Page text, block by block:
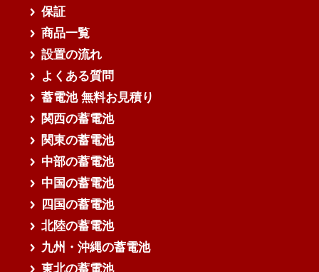
保証
商品一覧
設置の流れ
よくある質問
蓄電池 無料お見積り
関西の蓄電池
関東の蓄電池
中部の蓄電池
中国の蓄電池
四国の蓄電池
北陸の蓄電池
九州・沖縄の蓄電池
東北の蓄電池